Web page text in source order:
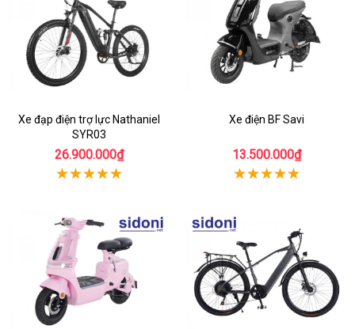
Xe đạp điện trợ lực Nathaniel
SYR03
26.900.000₫
Xe điện BF Savi
13.500.000₫